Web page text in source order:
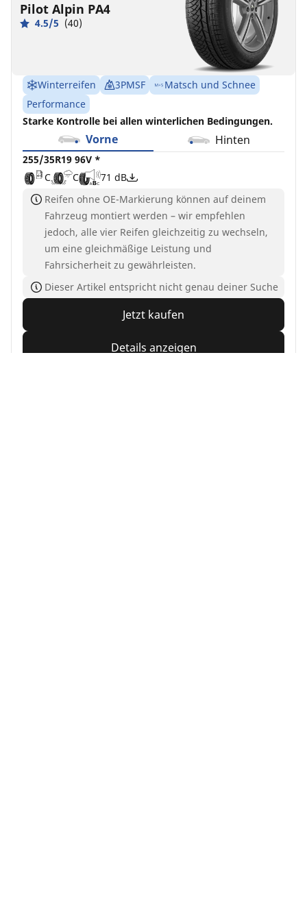
Pilot Alpin PA4
4.5/5 (40)
Winterreifen 3PMSF
Matsch und Schnee
Performance
Starke Kontrolle bei allen winterlichen Bedingungen.
Vorne Hinten
255/35R19 96V *
C
C
71 dB
Reifen ohne OE-Markierung können auf deinem
Fahrzeug montiert werden – wir empfehlen
jedoch, alle vier Reifen gleichzeitig zu wechseln,
um eine gleichmäßige Leistung und
Fahrsicherheit zu gewährleisten.
Dieser Artikel entspricht nicht genau deiner Suche
Jetzt kaufen
Details anzeigen